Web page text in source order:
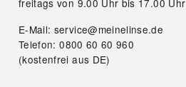
freitags von 9.00 Uhr bis 17.00 Uhr
E-Mail: service@meinelinse.de
Telefon: 0800 60 60 960
(kostenfrei aus DE)